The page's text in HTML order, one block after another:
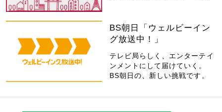
BS朝日「ウェルビーイン
グ放送中！」
テレビ局らしく、エンターテイ
ンメントにして届けていく。
BS朝日の、新しい挑戦です。